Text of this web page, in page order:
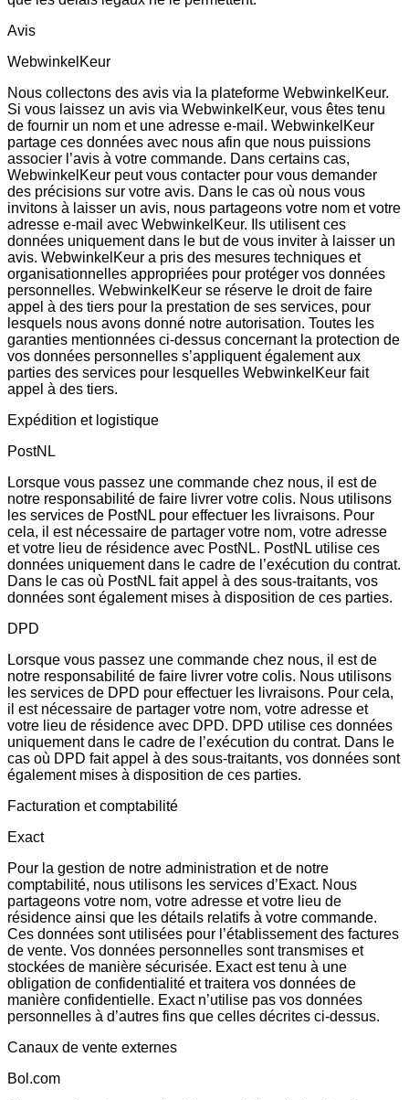
Avis
WebwinkelKeur
Nous collectons des avis via la plateforme WebwinkelKeur.
Si vous laissez un avis via WebwinkelKeur, vous êtes tenu
de fournir un nom et une adresse e-mail. WebwinkelKeur
partage ces données avec nous afin que nous puissions
associer l’avis à votre commande. Dans certains cas,
WebwinkelKeur peut vous contacter pour vous demander
des précisions sur votre avis. Dans le cas où nous vous
invitons à laisser un avis, nous partageons votre nom et votre
adresse e-mail avec WebwinkelKeur. Ils utilisent ces
données uniquement dans le but de vous inviter à laisser un
avis. WebwinkelKeur a pris des mesures techniques et
organisationnelles appropriées pour protéger vos données
personnelles. WebwinkelKeur se réserve le droit de faire
appel à des tiers pour la prestation de ses services, pour
lesquels nous avons donné notre autorisation. Toutes les
garanties mentionnées ci-dessus concernant la protection de
vos données personnelles s’appliquent également aux
parties des services pour lesquelles WebwinkelKeur fait
appel à des tiers.
Expédition et logistique
PostNL
Lorsque vous passez une commande chez nous, il est de
notre responsabilité de faire livrer votre colis. Nous utilisons
les services de PostNL pour effectuer les livraisons. Pour
cela, il est nécessaire de partager votre nom, votre adresse
et votre lieu de résidence avec PostNL. PostNL utilise ces
données uniquement dans le cadre de l’exécution du contrat.
Dans le cas où PostNL fait appel à des sous-traitants, vos
données sont également mises à disposition de ces parties.
DPD
Lorsque vous passez une commande chez nous, il est de
notre responsabilité de faire livrer votre colis. Nous utilisons
les services de DPD pour effectuer les livraisons. Pour cela,
il est nécessaire de partager votre nom, votre adresse et
votre lieu de résidence avec DPD. DPD utilise ces données
uniquement dans le cadre de l’exécution du contrat. Dans le
cas où DPD fait appel à des sous-traitants, vos données sont
également mises à disposition de ces parties.
Facturation et comptabilité
Exact
Pour la gestion de notre administration et de notre
comptabilité, nous utilisons les services d’Exact. Nous
partageons votre nom, votre adresse et votre lieu de
résidence ainsi que les détails relatifs à votre commande.
Ces données sont utilisées pour l’établissement des factures
de vente. Vos données personnelles sont transmises et
stockées de manière sécurisée. Exact est tenu à une
obligation de confidentialité et traitera vos données de
manière confidentielle. Exact n’utilise pas vos données
personnelles à d’autres fins que celles décrites ci-dessus.
Canaux de vente externes
Bol.com